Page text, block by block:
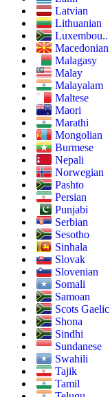
Latvian
Lithuanian
Luxembou..
Macedonian
Malagasy
Malay
Malayalam
Maltese
Maori
Marathi
Mongolian
Burmese
Nepali
Norwegian
Pashto
Persian
Punjabi
Serbian
Sesotho
Sinhala
Slovak
Slovenian
Somali
Samoan
Scots Gaelic
Shona
Sindhi
Sundanese
Swahili
Tajik
Tamil